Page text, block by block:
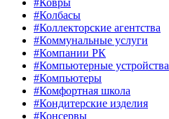
#Ковры
#Колбасы
#Коллекторские агентства
#Коммунальные услуги
#Компании РК
#Компьютерные устройства
#Компьютеры
#Комфортная школа
#Кондитерские изделия
#Консервы